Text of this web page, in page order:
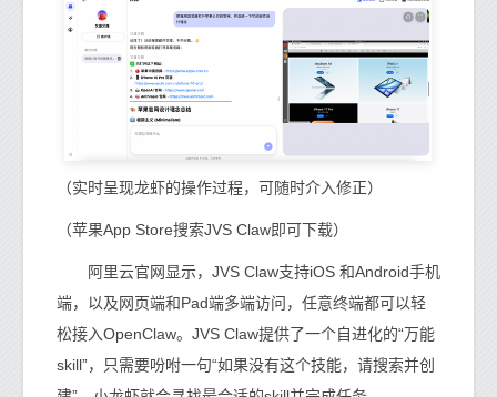
（实时呈现龙虾的操作过程，可随时介入修正）
（苹果App Store搜索JVS Claw即可下载）
阿里云官网显示，JVS Claw支持iOS 和Android手机
端，以及网页端和Pad端多端访问，任意终端都可以轻
松接入OpenClaw。JVS Claw提供了一个自进化的“万能
skill”，只需要吩咐一句“如果没有这个技能，请搜索并创